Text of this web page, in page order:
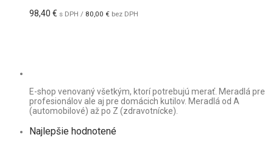
98,40 € s DPH / 80,00 € bez DPH
E-shop venovaný všetkým, ktorí potrebujú merať. Meradlá pre
profesionálov ale aj pre domácich kutilov. Meradlá od A
(automobilové) až po Z (zdravotnícke).
Najlepšie hodnotené